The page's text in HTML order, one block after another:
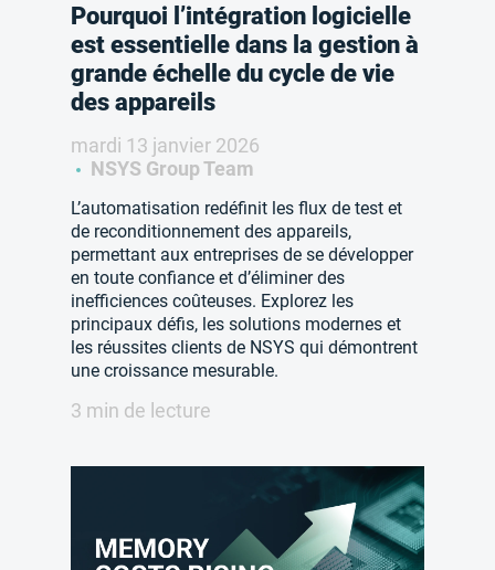
Pourquoi l’intégration logicielle
est essentielle dans la gestion à
grande échelle du cycle de vie
des appareils
mardi 13 janvier 2026
NSYS Group Team
L’automatisation redéfinit les flux de test et
de reconditionnement des appareils,
permettant aux entreprises de se développer
en toute confiance et d’éliminer des
inefficiences coûteuses. Explorez les
principaux défis, les solutions modernes et
les réussites clients de NSYS qui démontrent
une croissance mesurable.
3 min de lecture